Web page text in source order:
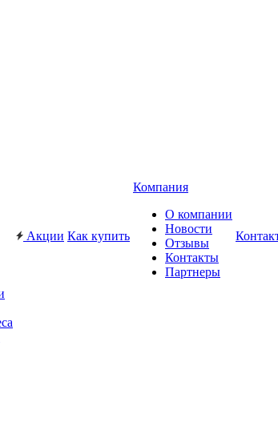
Акции Как купить
Компания
О компании
Новости
Отзывы
Контакты
Партнеры